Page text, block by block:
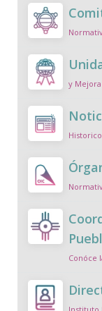
y
Conóce